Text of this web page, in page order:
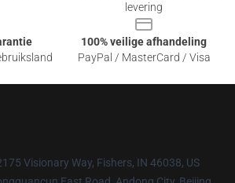
levering
100% veilige afhandeling
PayPal / MasterCard / Visa
Visionary Way, Fishers, IN 46038, US